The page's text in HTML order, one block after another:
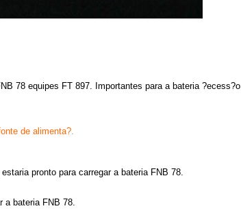
78 equipes FT 897. Importantes para a bateria ?ecess?o
de alimenta?.
pronto para carregar a bateria FNB 78.
a bateria FNB 78.